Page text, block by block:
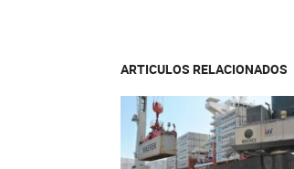
ARTICULOS RELACIONADOS